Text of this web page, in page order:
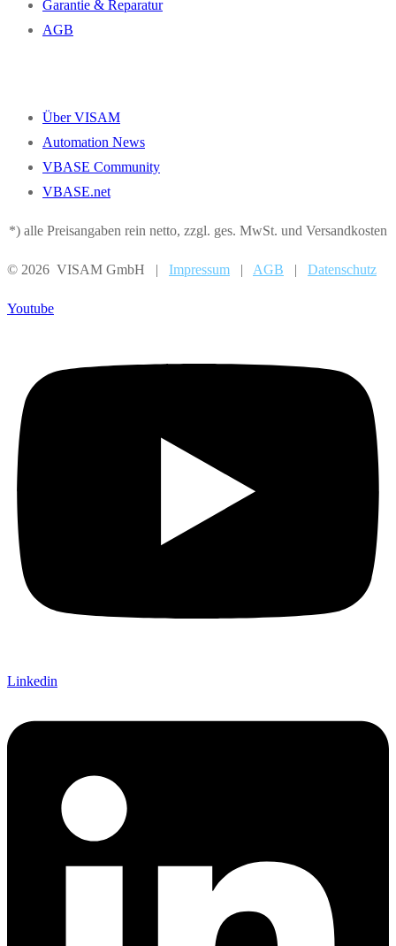
Garantie & Reparatur
AGB
Über VISAM
Automation News
VBASE Community
VBASE.net
*) alle Preisangaben rein netto, zzgl. ges. MwSt. und Versandkosten
© 2026 VISAM GmbH | Impressum | AGB | Datenschutz
Youtube
Linkedin